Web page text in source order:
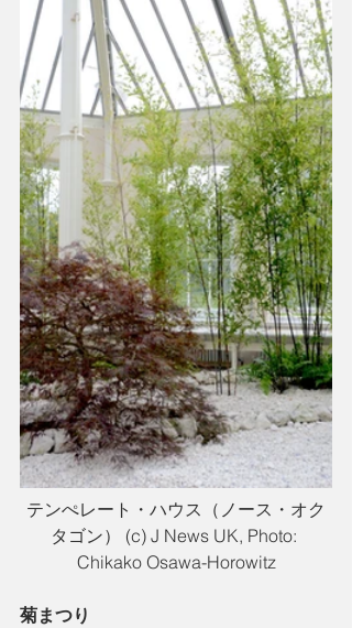
テンぺレート・ハウス（ノース・オク
タゴン） (c) J News UK, Photo:
Chikako Osawa-Horowitz
菊まつり